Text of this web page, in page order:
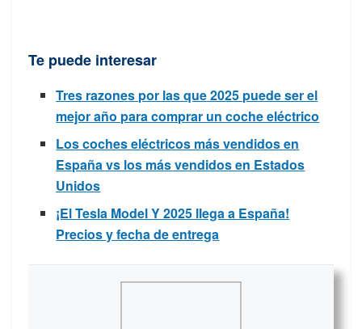
Te puede interesar
Tres razones por las que 2025 puede ser el
mejor año para comprar un coche eléctrico
Los coches eléctricos más vendidos en
España vs los más vendidos en Estados
Unidos
¡El Tesla Model Y 2025 llega a España!
Precios y fecha de entrega